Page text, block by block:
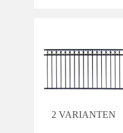
2 VARIANTEN